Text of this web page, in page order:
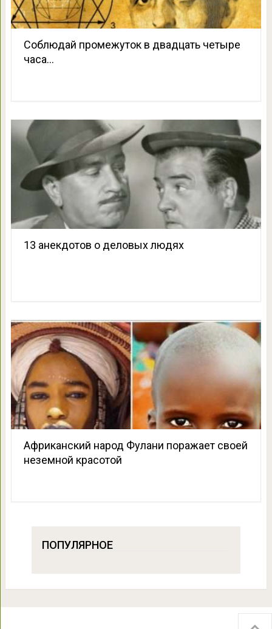
Соблюдай промежуток в двадцать четыре
часа…
13 анекдотов о деловых людях
Африканский народ Фулани поражает своей
неземной красотой
ПОПУЛЯРНОЕ